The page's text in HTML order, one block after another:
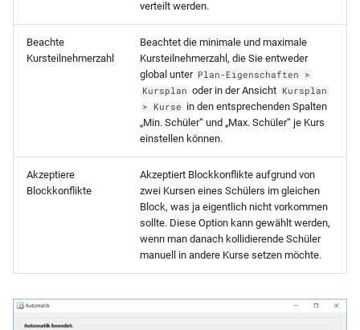
verteilt werden.
Beachte
Kursteilnehmerzahl
Beachtet die minimale und maximale
Kursteilnehmerzahl, die Sie entweder
global unter Plan-Eigenschaften >
Kursplan oder in der Ansicht Kursplan
> Kurse in den entsprechenden Spalten
„Min. Schüler“ und „Max. Schüler“ je Kurs
einstellen können.
Akzeptiere
Blockkonflikte
Akzeptiert Blockkonflikte aufgrund von
zwei Kursen eines Schülers im gleichen
Block, was ja eigentlich nicht vorkommen
sollte. Diese Option kann gewählt werden,
wenn man danach kollidierende Schüler
manuell in andere Kurse setzen möchte.